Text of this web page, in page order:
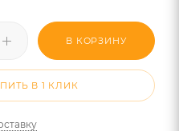
В КОРЗИНУ
В 1 КЛИК